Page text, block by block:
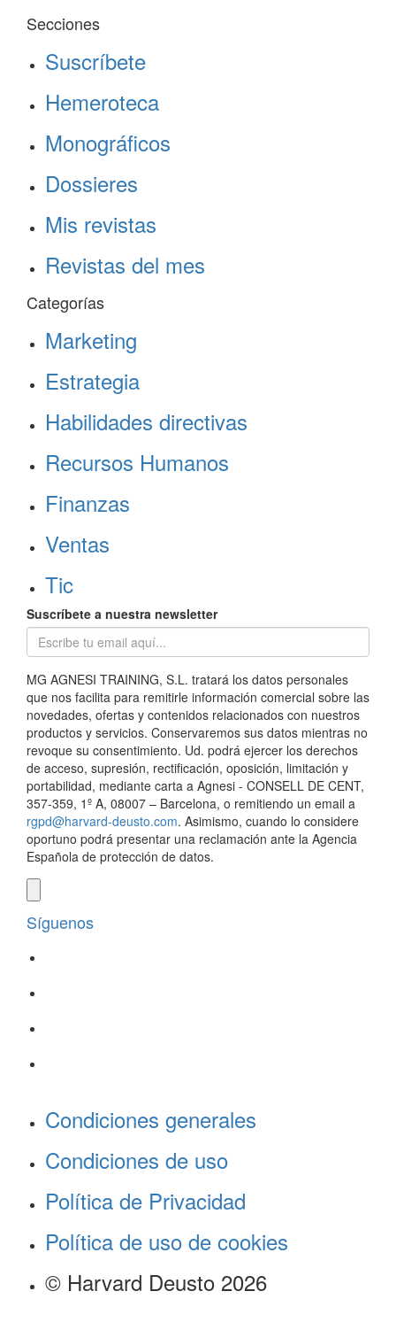
Secciones
Suscríbete
Hemeroteca
Monográficos
Dossieres
Mis revistas
Revistas del mes
Categorías
Marketing
Estrategia
Habilidades directivas
Recursos Humanos
Finanzas
Ventas
Tic
Suscríbete a nuestra newsletter
MG AGNESI TRAINING, S.L. tratará los datos personales
que nos facilita para remitirle información comercial sobre las
novedades, ofertas y contenidos relacionados con nuestros
productos y servicios. Conservaremos sus datos mientras no
revoque su consentimiento. Ud. podrá ejercer los derechos
de acceso, supresión, rectificación, oposición, limitación y
portabilidad, mediante carta a Agnesi - CONSELL DE CENT,
357-359, 1º A, 08007 – Barcelona, o remitiendo un email a
rgpd@harvard-deusto.com. Asimismo, cuando lo considere
oportuno podrá presentar una reclamación ante la Agencia
Española de protección de datos.
Síguenos
Condiciones generales
Condiciones de uso
Política de Privacidad
Política de uso de cookies
© Harvard Deusto 2026